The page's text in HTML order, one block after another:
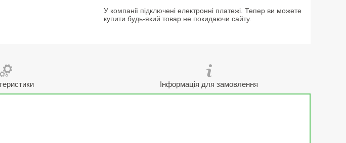
У компанії підключені електронні платежі. Тепер ви можете
купити будь-який товар не покидаючи сайту.
Інформація для замовлення